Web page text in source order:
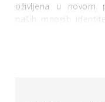
oživljena u novom
naših mnogih
drugima čini
performativni